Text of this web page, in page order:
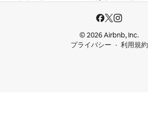
© 2026 Airbnb, Inc.
プライバシー
利用規約